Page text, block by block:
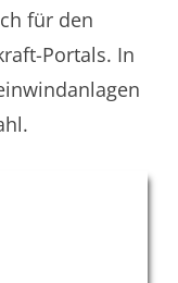
für den
Portals. In